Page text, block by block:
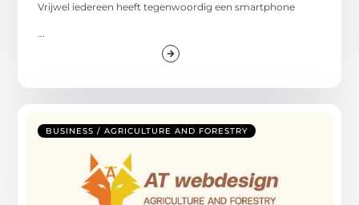
Vrijwel iedereen heeft tegenwoordig een smartphone
BUSINESS / AGRICULTURE AND FORESTRY